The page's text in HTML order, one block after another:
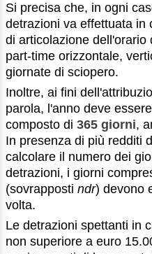
Si precisa che, in ogni
detrazioni va effettuata in
di articolazione dell'orario
part-time orizzontale,
giornate di sciopero.
Inoltre, ai fini
parola, l'anno deve
composto di 365 giorni,
In presenza di più redditi
calcolare il numero dei
detrazioni, i giorni
(sovrapposti ndr) devono
volta.
Le detrazioni spettanti in
non superiore a euro